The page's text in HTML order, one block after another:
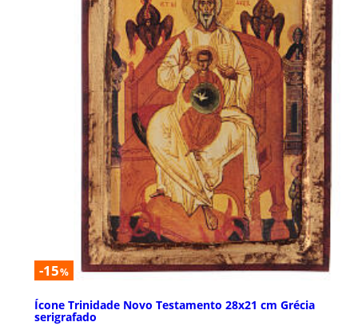
-15%
Ícone Trinidade Novo Testamento 28x21 cm Grécia
serigrafado